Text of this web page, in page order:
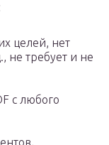
целей, нет
не требует и не
с любого